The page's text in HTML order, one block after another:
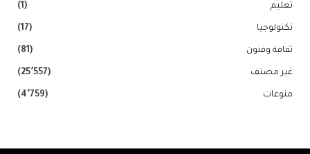
تعليم (1)
تكنولوجيا (17)
ثقافة وفنون (81)
غير مصنف (25٬557)
منوعات (4٬759)